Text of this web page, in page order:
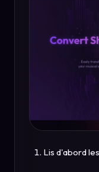
Lis d'abord